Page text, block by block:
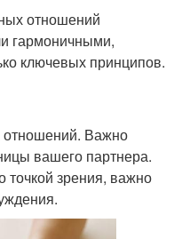
отношений
гармоничными,
ключевых принципов.
Важно
вашего партнера.
точкой зрения, важно